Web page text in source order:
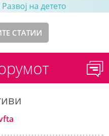
Развој на детето
СТАТИИ